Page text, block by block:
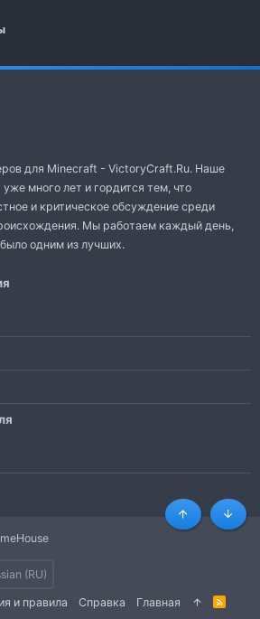
для Minecraft - VictoryCraft.Ru. Наше
много лет и гордится тем, что
и критическое обсуждение среди
Мы работаем каждый день,
одним из лучших.
(RU)
и правила Справка Главная
R
Сверху Снизу